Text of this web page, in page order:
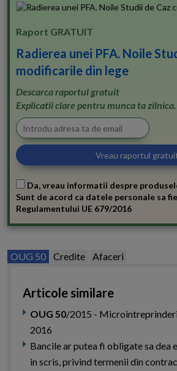
Raport GRATUIT
Radierea unei PFA. Noile
modificarile din lege
Descarca raportul gratuit
Explicatii clare pentru munca ta zilnica.
Da, vreau informatii despre
Sunt de acord ca datele personale sa
Regulamentului UE 679/2016
OUG 50 Credite Afaceri
Articole similare
OUG 50/2015 -
2016
Bancile ar putea fi obligate sa dea
in scris, privind termenii din